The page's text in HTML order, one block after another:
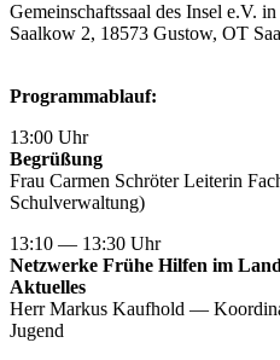
Gemeinschaftssaal des Insel e.V.
Saalkow 2, 18573 Gustow, OT
Programmablauf:
13:00 Uhr
Begrüßung
Frau Carmen Schröter Leiterin
Schulverwaltung)
13:10 — 13:30 Uhr
Netzwerke Frühe Hilfen im
Aktuelles
Herr Markus Kaufhold —
Jugend